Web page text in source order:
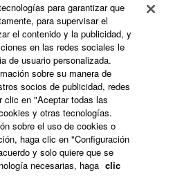
un montaje sencillo y fácil
(para DZR12/12-D,
CZR12W)
1.9lbs
para garantizar que
para supervisar el
el contenido y la publicidad, y
en las redes sociales le
de usuario personalizada.
sobre su manera de
socios de publicidad, redes
en "Aceptar todas las
y otras tecnologías.
sobre el uso de cookies o
haga clic en "Configuración
y solo quiere que se
necesarias, haga clic